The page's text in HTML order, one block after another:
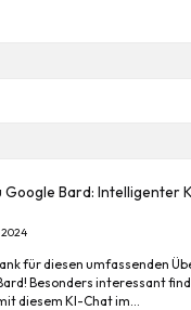
Google Bard: Intelligenter
2024
für diesen umfassenden
Besonders interessant
diesem KI-Chat im…